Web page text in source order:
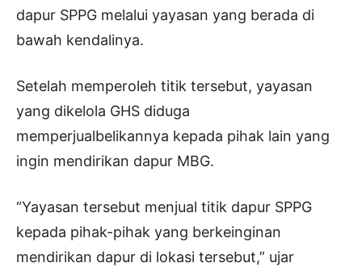
dapur SPPG melalui yayasan yang berada di
bawah kendalinya.
Setelah memperoleh titik tersebut, yayasan
yang dikelola GHS diduga
memperjualbelikannya kepada pihak lain yang
ingin mendirikan dapur MBG.
“Yayasan tersebut menjual titik dapur SPPG
kepada pihak-pihak yang berkeinginan
mendirikan dapur di lokasi tersebut,” ujar